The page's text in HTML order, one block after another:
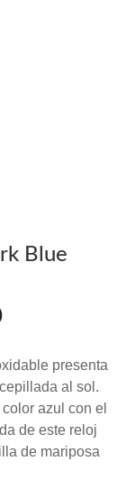
Blue
actual
es:
$ 1.199.900.
presenta
al sol.
azul con el
de este reloj
de mariposa